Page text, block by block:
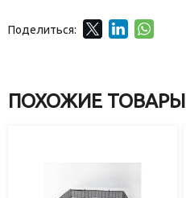
Поделиться:
ПОХОЖИЕ ТОВАРЫ